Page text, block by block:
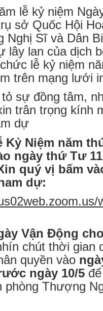
lễ kỷ niệm
sở Quốc Hội
Nghị Sĩ và Dân
lây lan của dịch
lễ kỷ niệm
trên mạng lưới
sự đồng tâm,
trân trọng kính
dự
Kỷ Niệm năm
ngày thứ Tư
quý vị bấm
dự:
Vận Động
chút thời gian
quyền vào
ngày 10/5
phòng Thượng